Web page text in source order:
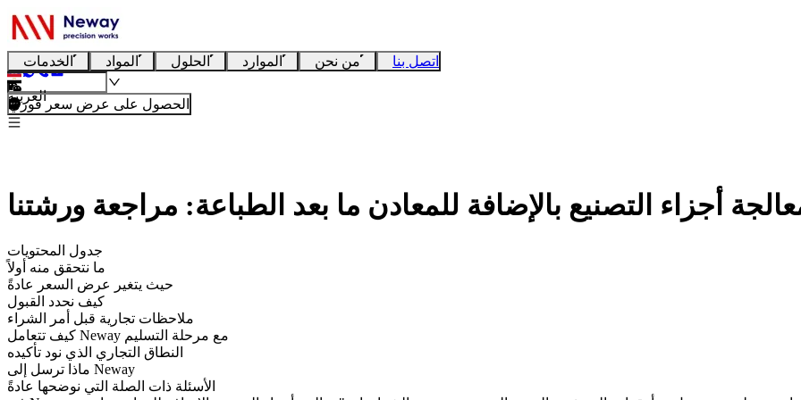
الخدمات المواد الحلول الموارد من نحن اتصل بنا
العربية
الحصول على عرض سعر فوري
أجزاء التصنيع بالإضافة للمعادن ما بعد الطباعة: مراجعة ورشتنا
جدول المحتويات
ما نتحقق منه أولاً
حيث يتغير عرض السعر عادةً
كيف نحدد القبول
ملاحظات تجارية قبل أمر الشراء
كيف تتعامل Neway مع مرحلة التسليم
النطاق التجاري الذي نود تأكيده
ماذا ترسل إلى Neway
الأسئلة ذات الصلة التي نوضحها عادةً